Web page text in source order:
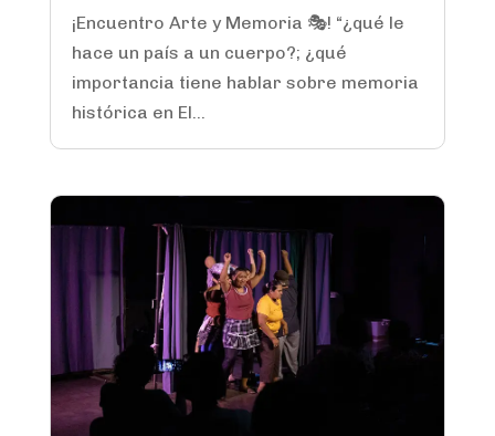
¡Encuentro Arte y Memoria 🎭! “¿qué le
hace un país a un cuerpo?; ¿qué
importancia tiene hablar sobre memoria
histórica en El...